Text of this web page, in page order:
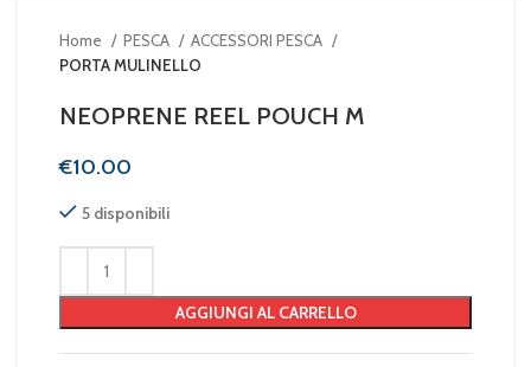
Home PESCA
ACCESSORI PESCA
PORTA MULINELLO
NEOPRENE REEL POUCH M
€
5 disponibili
AGGIUNGI AL CARRELLO